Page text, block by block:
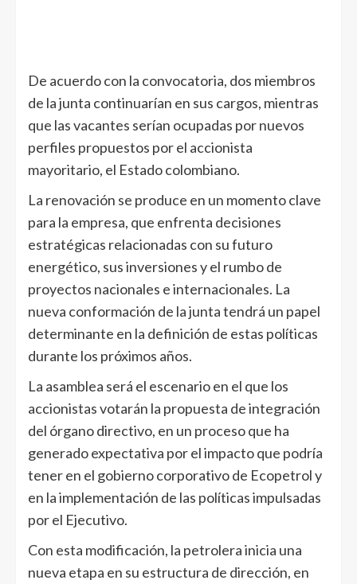
De acuerdo con la convocatoria, dos miembros
de la junta continuarían en sus cargos, mientras
que las vacantes serían ocupadas por nuevos
perfiles propuestos por el accionista
mayoritario, el Estado colombiano.
La renovación se produce en un momento clave
para la empresa, que enfrenta decisiones
estratégicas relacionadas con su futuro
energético, sus inversiones y el rumbo de
proyectos nacionales e internacionales. La
nueva conformación de la junta tendrá un papel
determinante en la definición de estas políticas
durante los próximos años.
La asamblea será el escenario en el que los
accionistas votarán la propuesta de integración
del órgano directivo, en un proceso que ha
generado expectativa por el impacto que podría
tener en el gobierno corporativo de Ecopetrol y
en la implementación de las políticas impulsadas
por el Ejecutivo.
Con esta modificación, la petrolera inicia una
nueva etapa en su estructura de dirección, en